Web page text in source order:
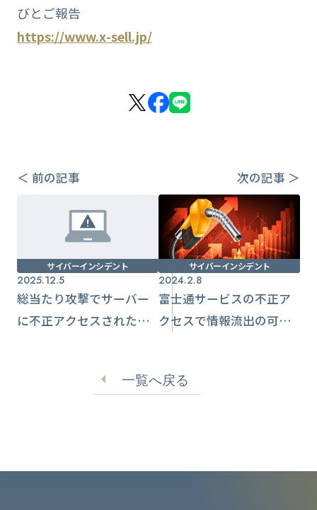
びとご報告
https://www.x-sell.jp/
＜ 前の記事 次の記事 ＞
サイバーインシデント
2025.12.5
総当たり攻撃でサーバー
に不正アクセスされた
サイバーインシデント
2024.2.8
富士通サービスの不正ア
クセスで情報流出の可能
一覧へ戻る